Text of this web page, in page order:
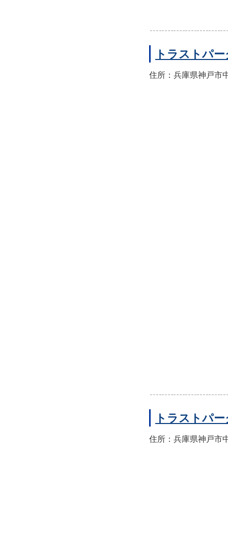
トラストパ
住所：兵庫県神戸市
トラストパ
住所：兵庫県神戸市